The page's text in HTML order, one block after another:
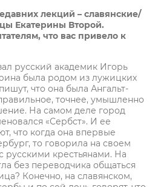
лекций – славянские/
Екатерины Второй.
что вас привело к
русский академик Игорь
была родом из лужицких
что она была Ангальт-
точнее, умышленно
На самом деле город
«Сербст». И ее
что когда она впервые
то говорила на своем
русскими крестьянами. На
без переводчика общаться
Конечно, на славянском,